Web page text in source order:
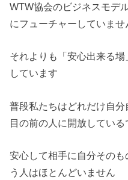
WTW協会のビジネスモデ
にフューチャーしていませ
それよりも「安心出来る
しています
普段私たちはどれだけ自分
目の前の人に開放している
安心して相手に自分その
う人はほとんどいません